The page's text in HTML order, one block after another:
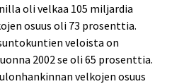
oli velkaa 105 miljardia
osuus oli 73 prosenttia.
veloista on
2002 se oli 65 prosenttia.
velkojen osuus